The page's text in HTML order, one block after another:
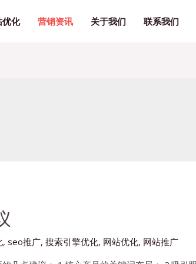
优化 营销资讯 关于我们 联系我们
,seo推广,搜索引擎优化, 网站优化, 网站推广